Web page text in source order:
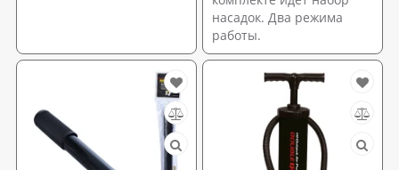
насадок. Два режима
работы.